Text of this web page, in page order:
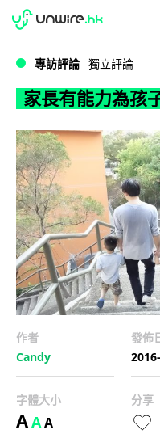
家長有能力
WWDC 2026
專訪評論 獨立評論
家長有能力為孩
作者
Candy
發佈
字體大小
AAA
分享